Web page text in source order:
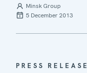
Minsk Group
5 December 2013
PRESS RELEASE